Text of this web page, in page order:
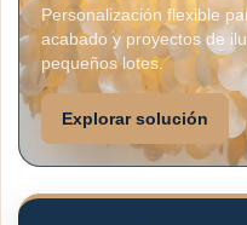
Personalización flexible
acabado y proyectos de
pequeños lotes.
Explorar solución